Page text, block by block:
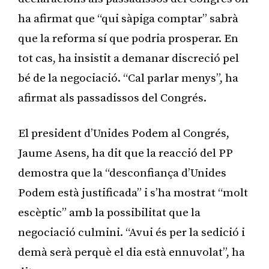
ha afirmat que “qui sàpiga comptar” sabrà
que la reforma sí que podria prosperar. En
tot cas, ha insistit a demanar discreció pel
bé de la negociació. “Cal parlar menys”, ha
afirmat als passadissos del Congrés.
El president d’Unides Podem al Congrés,
Jaume Asens, ha dit que la reacció del PP
demostra que la “desconfiança d’Unides
Podem està justificada” i s’ha mostrat “molt
escèptic” amb la possibilitat que la
negociació culmini. “Avui és per la sedició i
demà serà perquè el dia està ennuvolat”, ha